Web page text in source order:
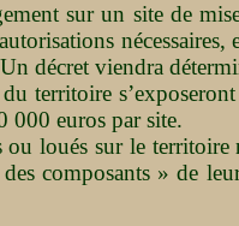
sur un site de
décret viendra
territoire
000 euros par site.
loués sur le
composants » de